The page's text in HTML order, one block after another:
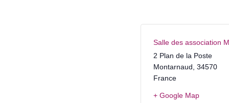
Salle des association
2 Plan de la Poste
Montarnaud, 34570
France
+ Google Map